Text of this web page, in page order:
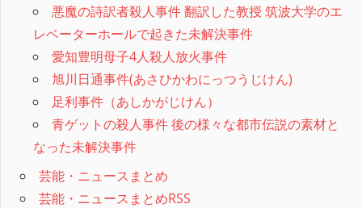
悪魔の詩訳者殺人事件 翻訳した教授 筑波大学のエ
レベーターホールで起きた未解決事件
愛知豊明母子4人殺人放火事件
旭川日通事件(あさひかわにっつうじけん)
足利事件（あしかがじけん）
青ゲットの殺人事件 後の様々な都市伝説の素材と
なった未解決事件
芸能・ニュースまとめ
芸能・ニュースまとめRSS